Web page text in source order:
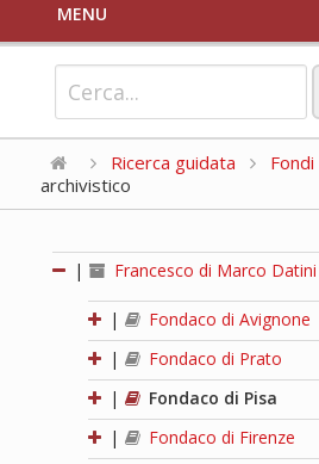
MENU
Ricerca guidata Fondi
archivistico
| Francesco di Marco Datini
|
Fondaco di Avignone
|
Fondaco di Prato
|
Fondaco di Pisa
|
Fondaco di Firenze